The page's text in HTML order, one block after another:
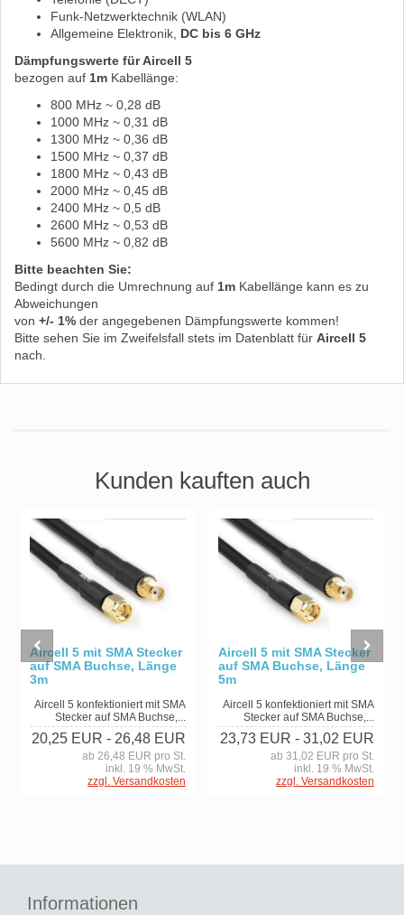
Funk-Netzwerktechnik (WLAN)
Allgemeine Elektronik, DC bis 6 GHz
Dämpfungswerte für Aircell 5
bezogen auf 1m Kabellänge:
800 MHz ~ 0,28 dB
1000 MHz ~ 0,31 dB
1300 MHz ~ 0,36 dB
1500 MHz ~ 0,37 dB
1800 MHz ~ 0,43 dB
2000 MHz ~ 0,45 dB
2400 MHz ~ 0,5 dB
2600 MHz ~ 0,53 dB
5600 MHz ~ 0,82 dB
Bitte beachten Sie:
Bedingt durch die Umrechnung auf 1m Kabellänge kann es zu
Abweichungen
von +/- 1% der angegebenen Dämpfungswerte kommen!
Bitte sehen Sie im Zweifelsfall stets im Datenblatt für Aircell 5
nach.
Kunden kauften auch
Aircell 5 mit SMA Stecker
auf SMA Buchse, Länge
3m
Aircell 5 konfektioniert mit SMA
Stecker auf SMA Buchse,...
20,25 EUR - 26,48 EUR
ab 26,48 EUR pro St.
inkl. 19 % MwSt.
zzgl. Versandkosten
Aircell 5 mit SMA Stecker
auf SMA Buchse, Länge
5m
Aircell 5 konfektioniert mit SMA
Stecker auf SMA Buchse,...
23,73 EUR - 31,02 EUR
ab 31,02 EUR pro St.
inkl. 19 % MwSt.
zzgl. Versandkosten
Informationen